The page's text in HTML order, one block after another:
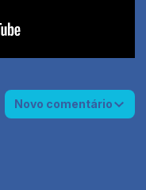
Novo comentário